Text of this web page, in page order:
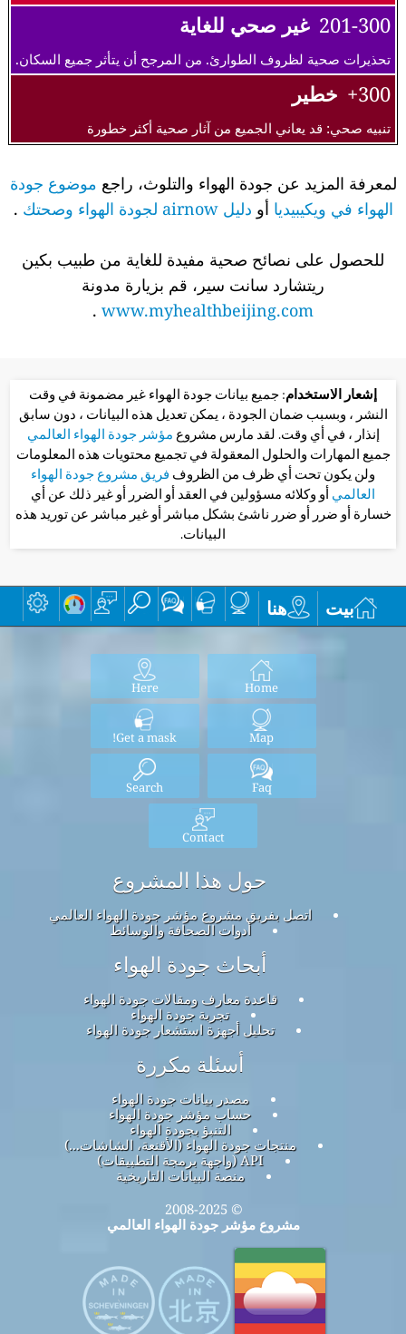
201-300 غير صحي للغاية
تحذيرات صحية لظروف الطوارئ. من المرجح أن يتأثر جميع السكان.
300+ خطير
تنبيه صحي: قد يعاني الجميع من آثار صحية أكثر خطورة
لمعرفة المزيد عن جودة الهواء والتلوث، راجع موضوع جودة
الهواء في ويكيبيديا أو دليل airnow لجودة الهواء وصحتك .
للحصول على نصائح صحية مفيدة للغاية من طبيب بكين
ريتشارد سانت سير، قم بزيارة مدونة
www.myhealthbeijing.com
.
إشعار الاستخدام: جميع بيانات جودة الهواء غير مضمونة في وقت
النشر ، وبسبب ضمان الجودة ، يمكن تعديل هذه البيانات ، دون سابق
إنذار ، في أي وقت. لقد مارس مشروع مؤشر جودة الهواء العالمي
جميع المهارات والحلول المعقولة في تجميع محتويات هذه المعلومات
ولن يكون تحت أي ظرف من الظروف فريق مشروع جودة الهواء
العالمي أو وكلائه مسؤولين في العقد أو الضرر أو غير ذلك عن أي
خسارة أو ضرر أو ضرر ناشئ بشكل مباشر أو غير مباشر عن توريد هذه
البيانات.
بيت هنا
Home
Here
Map
Get a mask!
Faq
Search
Contact
حول هذا المشروع
اتصل بفريق مشروع مؤشر جودة الهواء العالمي
أدوات الصحافة والوسائط
أبحاث جودة الهواء
قاعدة معارف ومقالات جودة الهواء
تجربة جودة الهواء
تحليل أجهزة استشعار جودة الهواء
أسئلة مكررة
مصدر بيانات جودة الهواء
حساب مؤشر جودة الهواء
التنبؤ بجودة الهواء
منتجات جودة الهواء (الأقنعة، الشاشات...)
API (واجهة برمجة التطبيقات)
منصة البيانات التاريخية
© 2008-2025
مشروع مؤشر جودة الهواء العالمي